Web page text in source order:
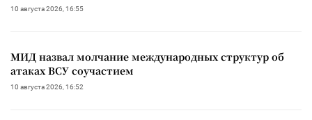
10 августа 2026, 16:55
МИД назвал молчание международных структур об
атаках ВСУ соучастием
10 августа 2026, 16:52